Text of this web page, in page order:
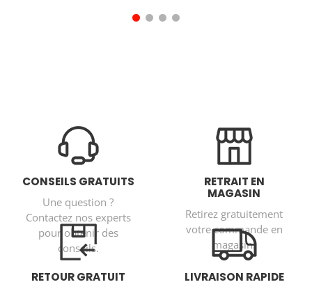
CONSEILS GRATUITS
Une question ?
Contactez nos experts
pour obtenir des
conseils.
RETRAIT EN
MAGASIN
Retirez gratuitement
votre commande en
magasin.
RETOUR GRATUIT LIVRAISON RAPIDE